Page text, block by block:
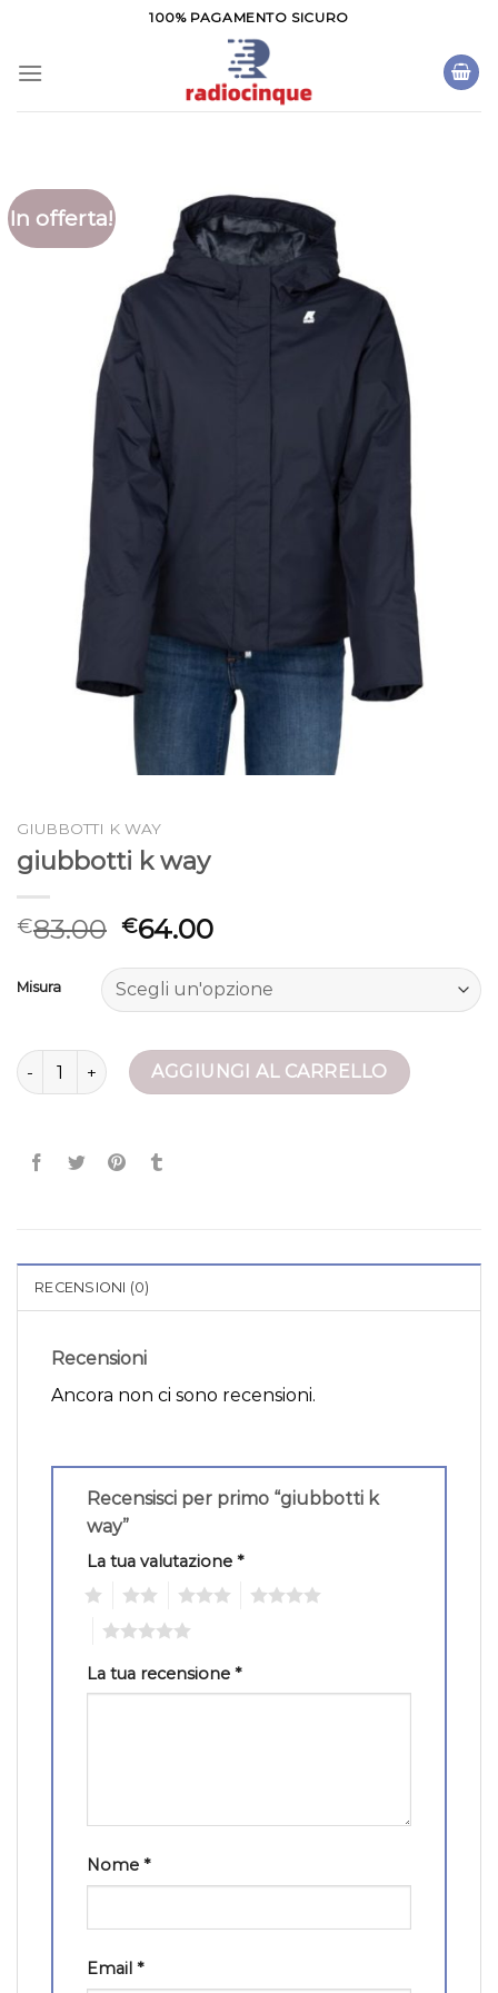
contenuti
100% PAGAMENTO SICURO
In offerta!
GIUBBOTTI K WAY
giubbotti k way
€83.00 €64.00
Misura
giubbotti k way quantitàAGGIUNGI AL CARRELLO
RECENSIONI (0)
Recensioni
Ancora non ci sono recensioni.
Recensisci per primo “giubbotti k
way”
La tua valutazione *
La tua recensione *
Nome *
Email *